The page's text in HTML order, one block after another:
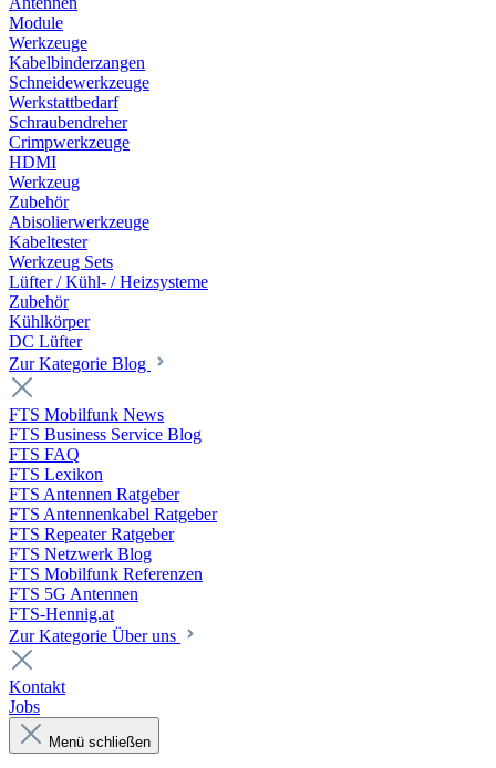
Module
Werkzeuge
Kabelbinderzangen
Schneidewerkzeuge
Werkstattbedarf
Schraubendreher
Crimpwerkzeuge
HDMI
Werkzeug
Zubehör
Abisolierwerkzeuge
Kabeltester
Werkzeug Sets
Lüfter / Kühl- / Heizsysteme
Zubehör
Kühlkörper
DC Lüfter
Zur Kategorie Blog
FTS Mobilfunk News
FTS Business Service Blog
FTS FAQ
FTS Lexikon
FTS Antennen Ratgeber
FTS Antennenkabel Ratgeber
FTS Repeater Ratgeber
FTS Netzwerk Blog
FTS Mobilfunk Referenzen
FTS 5G Antennen
FTS-Hennig.at
Zur Kategorie Über uns
Kontakt
Jobs
Menü schließen